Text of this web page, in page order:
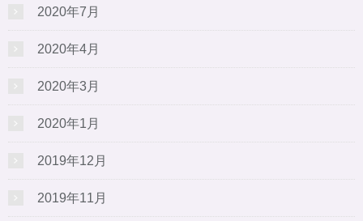
2020年7月
2020年4月
2020年3月
2020年1月
2019年12月
2019年11月